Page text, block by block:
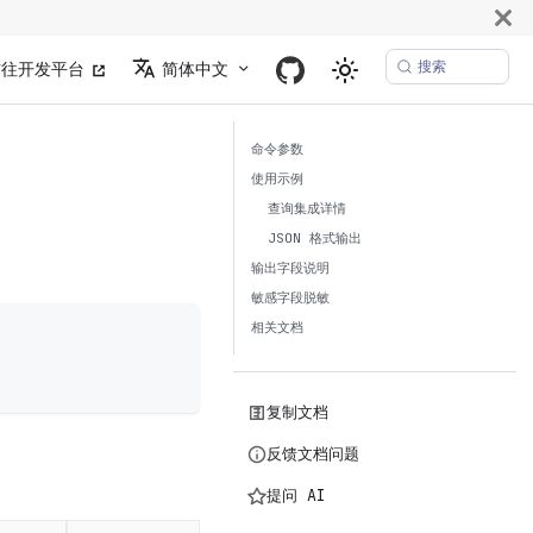
开发平台 简体中文 搜索
命令参数
使用示例
查询集成详情
JSON 格式输出
输出字段说明
敏感字段脱敏
相关文档
复制文档
反馈文档问题
提问 AI